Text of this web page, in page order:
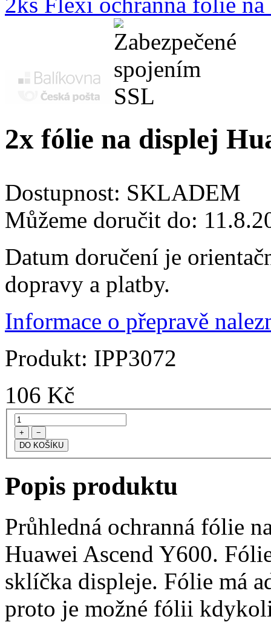
2x fólie na displej
Dostupnost: SKLADEM
Můžeme doručit do:
Datum doručení je
dopravy a platby.
Informace o přepravě
Produkt: IPP3072
106 Kč
+ −
Popis produktu
Průhledná ochranná fólie
Huawei Ascend Y600.
sklíčka displeje. Fólie má
proto je možné fólii